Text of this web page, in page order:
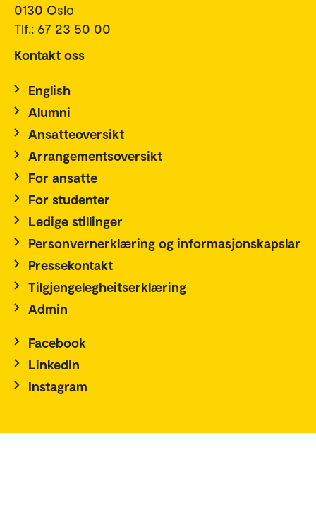
0130 Oslo
Tlf.: 67 23 50 00
Kontakt oss
English
Alumni
Ansatteoversikt
Arrangementsoversikt
For ansatte
For studenter
Ledige stillinger
Personvernerklæring og informasjonskapslar
Pressekontakt
Tilgjengelegheitserklæring
Admin
Facebook
LinkedIn
Instagram